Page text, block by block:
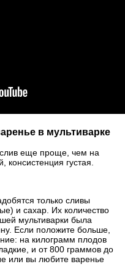
в мультиварке
слив еще проще, чем на
консистенция густая.
только сливы
и сахар. Их количество
мультиварки была
Если положите больше,
на килограмм плодов
и от 800 граммов до
или вы любите варенье